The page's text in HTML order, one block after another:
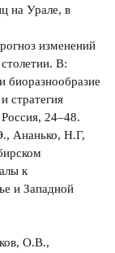
на Урале, в
изменений
В:
биоразнообразие
стратегия
24–48.
Ананько, Н.Г,
к
и Западной
О.В.,